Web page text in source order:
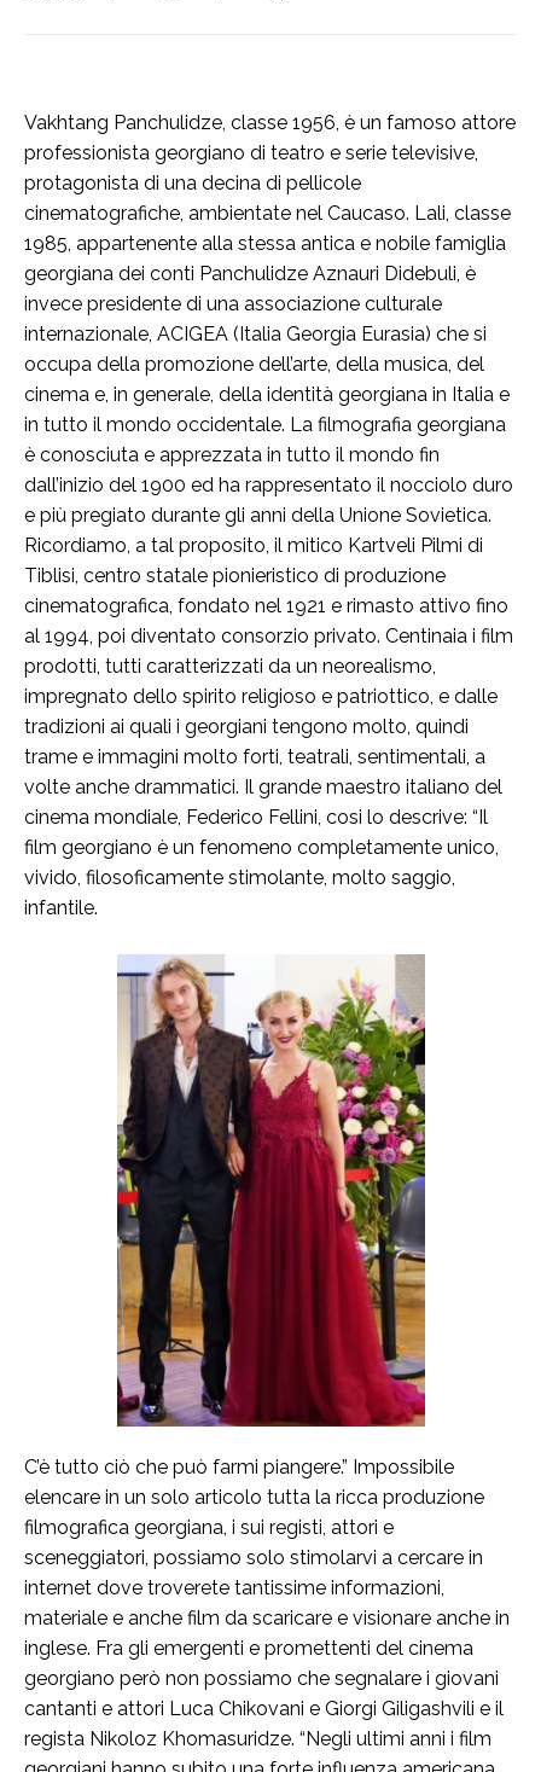
Vakhtang Panchulidze, classe 1956, è un famoso attore
professionista georgiano di teatro e serie televisive,
protagonista di una decina di pellicole
cinematografiche, ambientate nel Caucaso. Lali, classe
1985, appartenente alla stessa antica e nobile famiglia
georgiana dei conti Panchulidze Aznauri Didebuli, è
invece presidente di una associazione culturale
internazionale, ACIGEA (Italia Georgia Eurasia) che si
occupa della promozione dell’arte, della musica, del
cinema e, in generale, della identità georgiana in Italia e
in tutto il mondo occidentale. La filmografia georgiana
è conosciuta e apprezzata in tutto il mondo fin
dall’inizio del 1900 ed ha rappresentato il nocciolo duro
e più pregiato durante gli anni della Unione Sovietica.
Ricordiamo, a tal proposito, il mitico Kartveli Pilmi di
Tiblisi, centro statale pionieristico di produzione
cinematografica, fondato nel 1921 e rimasto attivo fino
al 1994, poi diventato consorzio privato. Centinaia i film
prodotti, tutti caratterizzati da un neorealismo,
impregnato dello spirito religioso e patriottico, e dalle
tradizioni ai quali i georgiani tengono molto, quindi
trame e immagini molto forti, teatrali, sentimentali, a
volte anche drammatici. Il grande maestro italiano del
cinema mondiale, Federico Fellini, cosi lo descrive: “Il
film georgiano è un fenomeno completamente unico,
vivido, filosoficamente stimolante, molto saggio,
infantile.
C’è tutto ciò che può farmi piangere.” Impossibile
elencare in un solo articolo tutta la ricca produzione
filmografica georgiana, i sui registi, attori e
sceneggiatori, possiamo solo stimolarvi a cercare in
internet dove troverete tantissime informazioni,
materiale e anche film da scaricare e visionare anche in
inglese. Fra gli emergenti e promettenti del cinema
georgiano però non possiamo che segnalare i giovani
cantanti e attori Luca Chikovani e Giorgi Giligashvili e il
regista Nikoloz Khomasuridze. “Negli ultimi anni i film